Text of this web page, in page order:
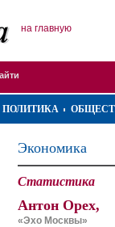
на главную
ПОЛИТИКА
Экономика
Статистика
Антон Орех,
«Эхо Москвы»